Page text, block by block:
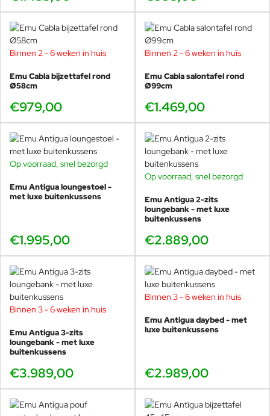
Antraciet synthetisch touw
Bruin synthetisch touw
Rood synthetisch touw
Frame:Gepoedercoat aluminium
Weerbestendig geweven synthetisch touw
96cm breed, 90cm diep en 82cm hoog. De
Zitcomfort:
Gewicht:16,6kg incl. kussens
Ontwerp:Frederica Biasi
Herkomst:Made in Italy
Weersbestendig:
Ja, zeer geschikt voor intensief
buitengebruik
ontworpen voor minimale onderhoudsbehoefte. Reinig het
frame eenvoudig met lauw water en mild
Binnen 2 - 6 weken in huis
Emu Cabla bijzettafel rond
Ø58cm
€979,00
Binnen 2 - 6 weken in huis
Emu Cabla salontafel rond
Ø99cm
€1.469,00
Op voorraad, snel bezorgd
Emu Antigua loungestoel -
met luxe buitenkussens
€1.995,00
Op voorraad, snel bezorgd
Emu Antigua 2-zits
loungebank - met luxe
buitenkussens
€2.889,00
Binnen 3 - 6 weken in huis
Emu Antigua 3-zits
loungebank - met luxe
buitenkussens
€3.989,00
Binnen 3 - 6 weken in huis
Emu Antigua daybed - met
luxe buitenkussens
€2.989,00